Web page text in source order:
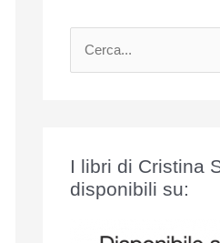
:I libri di Cristina
disponibili su: